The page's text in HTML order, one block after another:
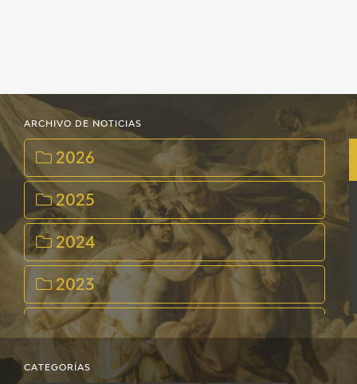
FICHAS ARASAAC
ARCHIVO DE NOTICIAS
2026
2025
2024
2023
2022
2021
CATEGORÍAS